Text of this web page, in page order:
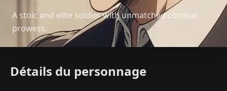
A stoic and elite soldier with unmatched combat
prowess.
Détails du personnage